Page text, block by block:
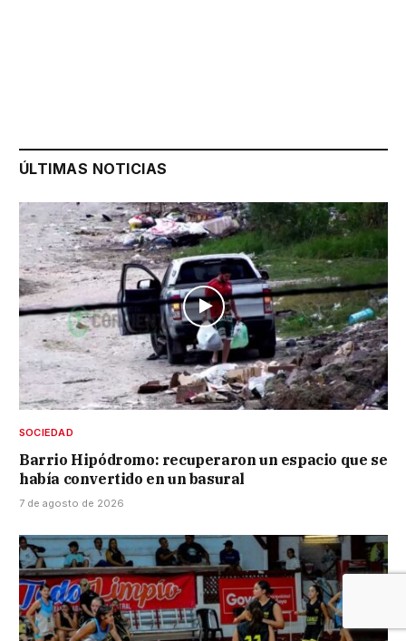
ÚLTIMAS NOTICIAS
SOCIEDAD
Barrio Hipódromo: recuperaron un espacio que se
había convertido en un basural
7 de agosto de 2026